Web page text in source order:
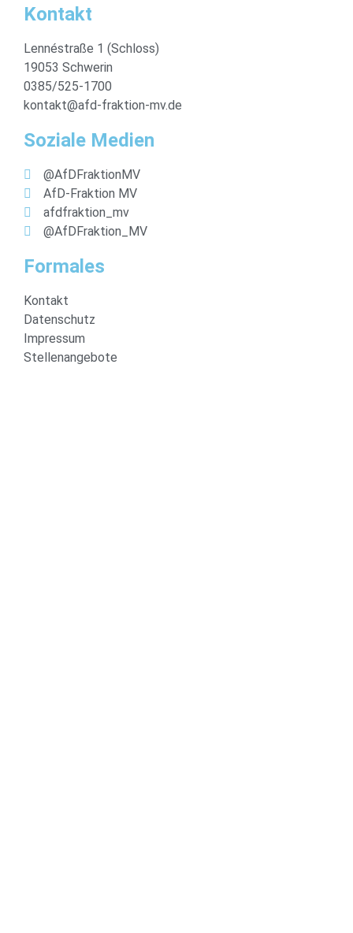
Kontakt
Lennéstraße 1 (Schloss)
19053 Schwerin
0385/525-1700
kontakt@afd-fraktion-mv.de
Soziale Medien
@AfDFraktionMV
AfD-Fraktion MV
afdfraktion_mv
@AfDFraktion_MV
Formales
Kontakt
Datenschutz
Impressum
Stellenangebote